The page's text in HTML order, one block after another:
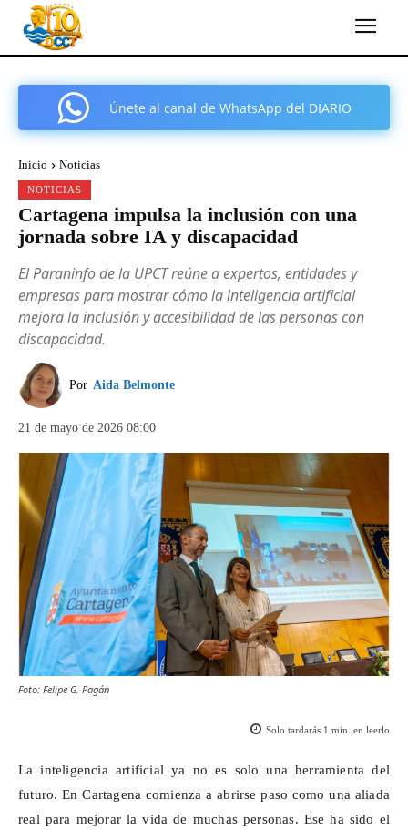
Únete al canal de WhatsApp del DIARIO
Inicio Noticias
NOTICIAS
Cartagena impulsa la inclusión con una
jornada sobre IA y discapacidad
El Paraninfo de la UPCT reúne a expertos, entidades y
empresas para mostrar cómo la inteligencia artificial
mejora la inclusión y accesibilidad de las personas con
discapacidad.
Por Aida Belmonte
21 de mayo de 2026 08:00
Foto: Felipe G. Pagán
Solo tardarás 1 min. en leerlo
La inteligencia artificial ya no es solo una herramienta del
futuro. En Cartagena comienza a abrirse paso como una aliada
real para mejorar la vida de muchas personas. Ese ha sido el